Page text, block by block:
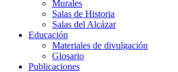
Murales
Salas de Historia
Salas del Alcázar
Educación
Materiales de divulgación
Glosario
Publicaciones